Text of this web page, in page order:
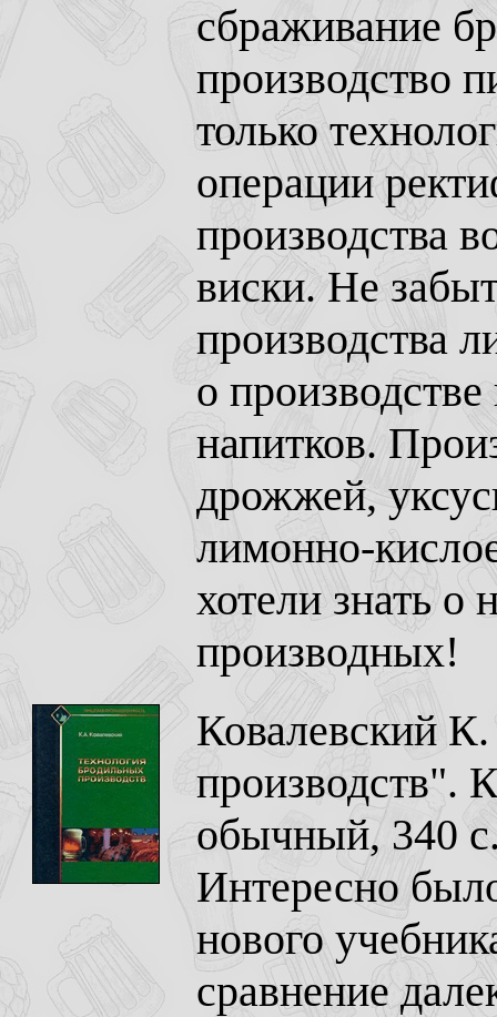
сбраживание
производство
только
операции
производства
виски. Не
производства
о
напитков.
дрожжей,
лимонно-
хотели знать о
производных!
Ковалевский
производств".
обычный, 340
Интересно
нового
сравнение